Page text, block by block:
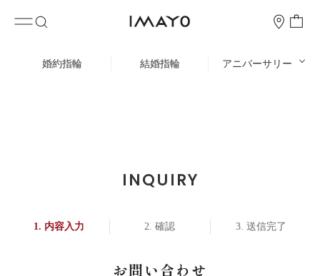
婚約指輪 結婚指輪 アニバーサリー
INQUIRY
内容入力 確認 送信完了
お問い合わせ